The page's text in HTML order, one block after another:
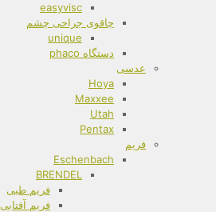
easyvisc
چاقوی جراحی چشم
unique
دستگاه phaco
عدسی
Hoya
Maxxee
Utah
Pentax
فریم
Eschenbach
BRENDEL
فریم طبی
فریم آفتابی